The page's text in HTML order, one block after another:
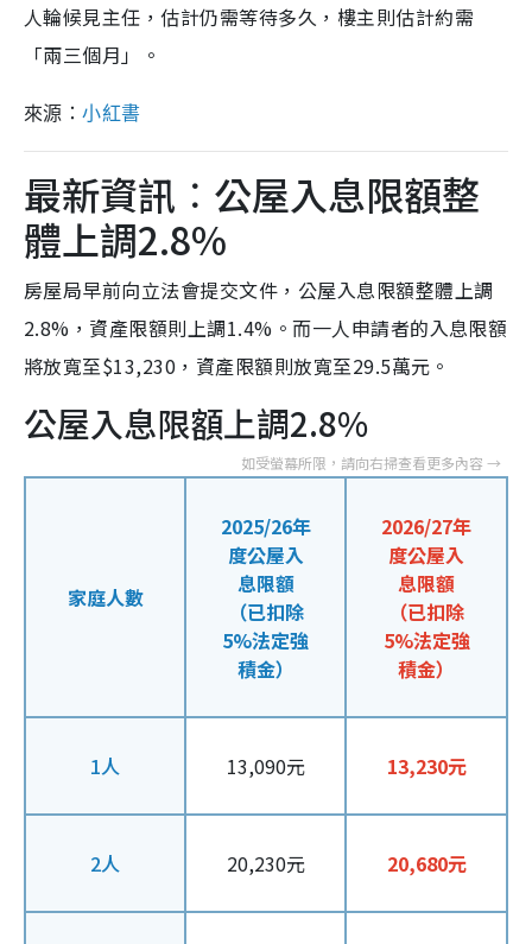
人輪候見主任，估計仍需等待多久，樓主則估計約需
「兩三個月」。
來源：小紅書
最新資訊︰公屋入息限額整
體上調2.8%
房屋局早前向立法會提交文件，公屋入息限額整體上調
2.8%，資產限額則上調1.4%。而一人申請者的入息限額
將放寬至$13,230，資產限額則放寬至29.5萬元。
公屋入息限額上調2.8%
家庭人數
2025/26年
度公屋入
息限額
（已扣除
5%法定強
積金）
2026/27年
度公屋入
息限額
（已扣除
5%法定強
積金）
1人 13,090元 13,230元
2人 20,230元 20,680元